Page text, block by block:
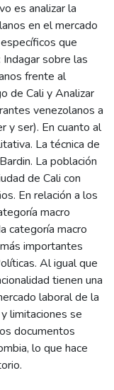
es analizar la
en el mercado
que
sobre las
frente al
de Cali y Analizar
venezolanos a
y ser). En cuanto al
La técnica de
La población
de Cali con
En relación a los
macro
categoría macro
importantes
Al igual que
tienen una
laboral de la
limitaciones se
documentos
lo que hace